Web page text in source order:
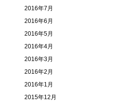
2016年7月
2016年6月
2016年5月
2016年4月
2016年3月
2016年2月
2016年1月
2015年12月